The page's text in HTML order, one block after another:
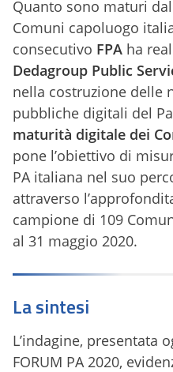
Quanto sono maturi
Comuni capoluogo
consecutivo FPA ha
Dedagroup Public
nella costruzione delle
pubbliche digitali del
maturità digitale dei
pone l’obiettivo di
PA italiana nel suo
attraverso
campione di 109
al 31 maggio 2020.
La sintesi
L’indagine, presentata
FORUM PA 2020,